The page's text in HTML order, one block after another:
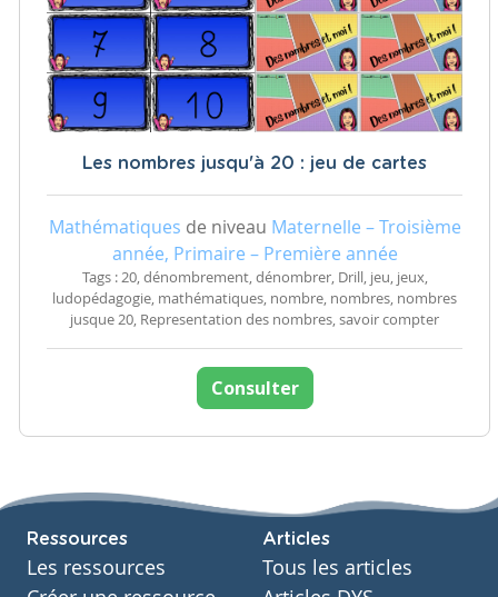
Les nombres jusqu'à 20 : jeu de cartes
Mathématiques de niveau Maternelle – Troisième
année, Primaire – Première année
Tags : 20, dénombrement, dénombrer, Drill, jeu, jeux,
ludopédagogie, mathématiques, nombre, nombres, nombres
jusque 20, Representation des nombres, savoir compter
Consulter
Ressources
Les ressources
Articles
Tous les articles